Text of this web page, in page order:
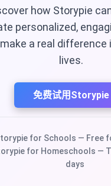
how Storypie
personalized,
a real difference
lives.
免费试用Storypie
for Schools — Free
for Homeschools —
days